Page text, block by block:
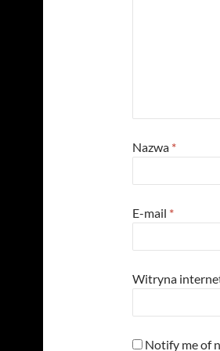
Nazwa *
E-mail *
Witryna
Notify me of